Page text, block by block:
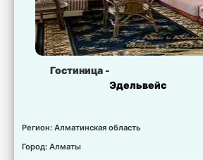
Гостиница -
Эдельвейс
Регион: Алматинская область
Город: Алматы